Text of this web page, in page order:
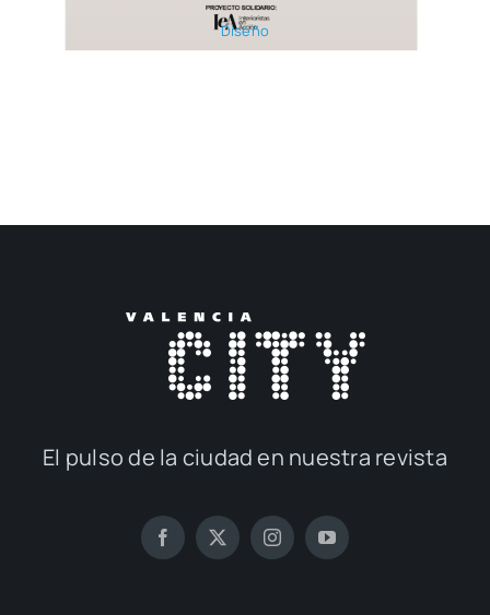
Dise­ño
El pul­so de la ciu­dad en nues­tra revis­ta